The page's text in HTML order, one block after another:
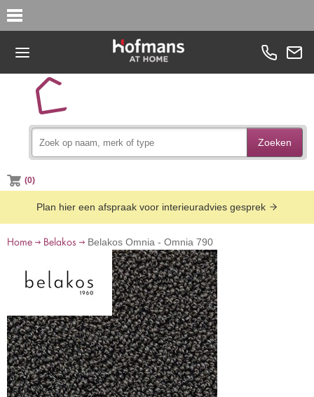
Zoeken
(0)
Plan hier een afspraak voor interieuradvies gesprek
Home Belakos Belakos Omnia - Omnia 790